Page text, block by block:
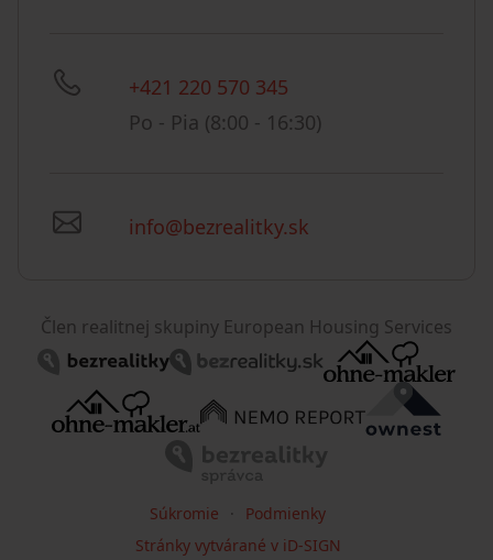
+421 220 570 345
Po - Pia (8:00 - 16:30)
info@bezrealitky.sk
Člen realitnej skupiny European Housing Services
Súkromie
Podmienky
Stránky vytvárané v iD-SIGN